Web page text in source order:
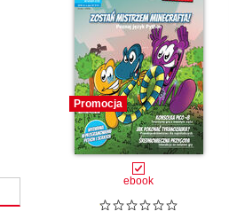
Promocja
ebook